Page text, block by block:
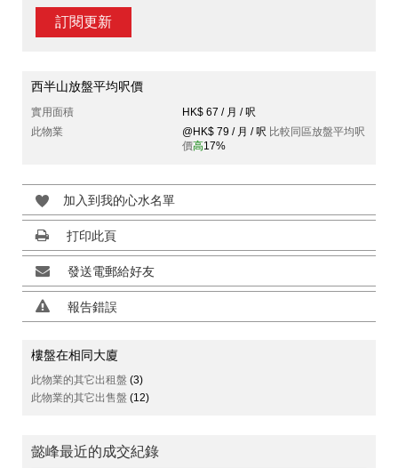
訂閱更新
西半山放盤平均呎價
實用面積
HK$ 67 / 月 / 呎
此物業
@HK$ 79 / 月 / 呎 比較同區放盤平均呎
價高17%
加入到我的心水名單
打印此頁
發送電郵給好友
報告錯誤
樓盤在相同大廈
此物業的其它出租盤 (3)
此物業的其它出售盤 (12)
懿峰最近的成交紀錄